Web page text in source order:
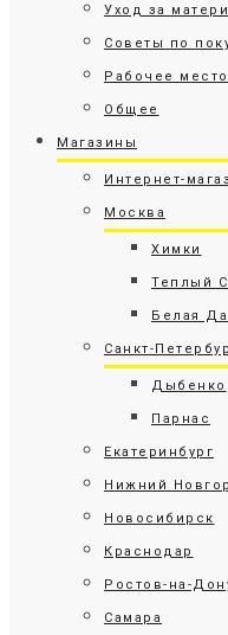
Уход за
Советы по
Рабочее
Общее
Магазины
Интернет-
Москва
Химки
Теплый
Белая
Санкт-
Дыбенко
Парнас
Екатеринбург
Нижний
Новосибирск
Краснодар
Ростов-на-
Самара